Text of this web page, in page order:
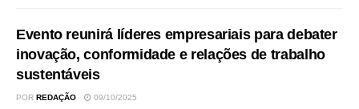
Evento reunirá líderes empresariais para debater
inovação, conformidade e relações de trabalho
sustentáveis
POR REDAÇÃO 09/10/2025